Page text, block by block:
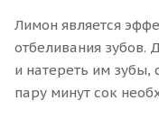
Лимон является
отбеливания зубов.
и натереть им зубы,
пару минут сок